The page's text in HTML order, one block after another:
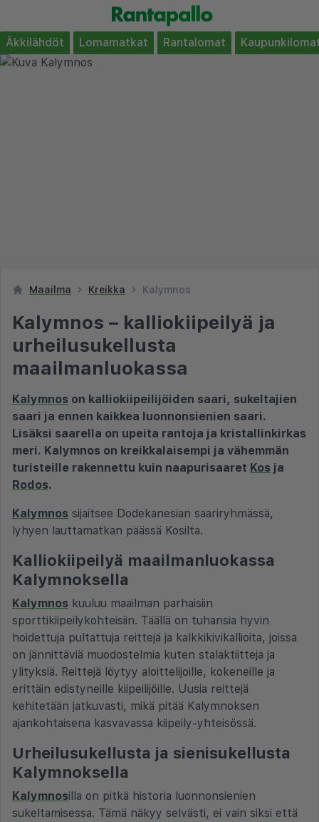
Äkkilähdöt Lomamatkat Rantalomat
Maailma Kreikka Kalymnos
Kalymnos – kalliokiipeilyä ja
urheilusukellusta
maailmanluokassa
Kalymnos on kalliokiipeilijöiden saari, sukeltajien
saari ja ennen kaikkea luonnonsienien saari.
Lisäksi saarella on upeita rantoja ja kristallinkirkas
meri. Kalymnos on kreikkalaisempi ja vähemmän
turisteille rakennettu kuin naapurisaaret Kos ja
Rodos.
Kalymnos sijaitsee Dodekanesian saariryhmässä,
lyhyen lauttamatkan päässä Kosilta.
Kalliokiipeilyä maailmanluokassa
Kalymnoksella
Kalymnos kuuluu maailman parhaisiin
sporttikiipeilykohteisiin. Täällä on tuhansia hyvin
hoidettuja pultattuja reittejä ja kalkkikivikallioita, joissa
on jännittäviä muodostelmia kuten stalaktiitteja ja
ylityksiä. Reittejä löytyy aloittelijoille, kokeneille ja
erittäin edistyneille kiipeilijöille. Uusia reittejä
kehitetään jatkuvasti, mikä pitää Kalymnoksen
ajankohtaisena kasvavassa kiipeily-yhteisössä.
Urheilusukellusta ja sienisukellusta
Kalymnoksella
Kalymnosilla on pitkä historia luonnonsienien
sukeltamisessa. Tämä näkyy selvästi, ei vain siksi että